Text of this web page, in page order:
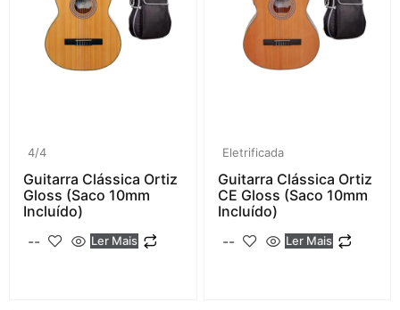
4/4
Guitarra Clássica Ortiz
Gloss (saco 10mm
Incluído)
--
Ler Mais
Eletrificada
Guitarra Clássica Ortiz
CE Gloss (saco 10mm
Incluído)
--
Ler Mais